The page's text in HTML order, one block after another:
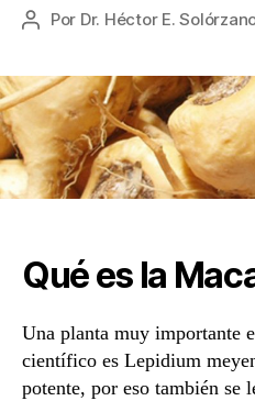
Autor
entrada
Por Dr. Héctor E.
Qué es la
Una planta muy importante
científico es Lepidium
potente, por eso también se